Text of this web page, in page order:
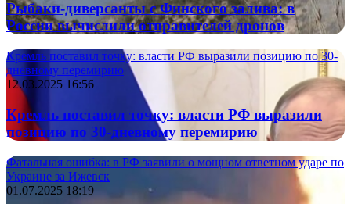
Рыбаки-диверсанты с Финского залива: в
России вычислили отправителей дронов
Кремль поставил точку: власти РФ выразили позицию по 30-
дневному перемирию
12.03.2025 16:56
Кремль поставил точку: власти РФ выразили
позицию по 30-дневному перемирию
Фатальная ошибка: в РФ заявили о мощном ответном ударе по
Украине за Ижевск
01.07.2025 18:19